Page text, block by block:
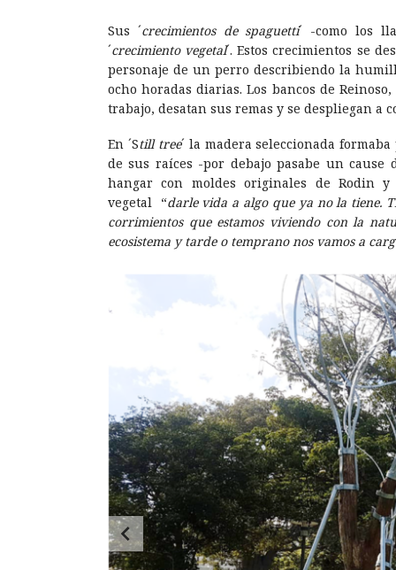
Sus ´crecimientos de spaguetti´ -como los
´crecimiento vegetal´. Estos crecimientos se
personaje de un perro describiendo la
ocho horadas diarias. Los bancos de
trabajo, desatan sus remas y se despliegan a
En ´Still tree´ la madera seleccionada
de sus raíces -por debajo pasabe un
hangar con moldes originales de Rodin
vegetal “darle vida a algo que ya no la tiene.
corrimientos que estamos viviendo con la
ecosistema y tarde o temprano nos vamos a